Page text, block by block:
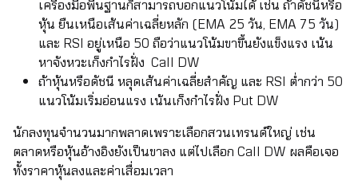
เครื่องมือพื้นฐานก็สามารถบอกแนวโน้มได้ เช่น ถ้าดัชนีหรือ
หุ้น ยืนเหนือเส้นค่าเฉลี่ยหลัก (EMA 25 วัน, EMA 75 วัน)
และ RSI อยู่เหนือ 50 ถือว่าแนวโน้มขาขึ้นยังแข็งแรง เน้น
หาจังหวะเก็งกำไรฝั่ง Call DW
ถ้าหุ้นหรือดัชนี หลุดเส้นค่าเฉลี่ยสำคัญ และ RSI ต่ำกว่า 50
แนวโน้มเริ่มอ่อนแรง เน้นเก็งกำไรฝั่ง Put DW
นักลงทุนจำนวนมากพลาดเพราะเลือกสวนเทรนด์ใหญ่ เช่น
ตลาดหรือหุ้นอ้างอิงยังเป็นขาลง แต่ไปเลือก Call DW ผลคือเจอ
ทั้งราคาหุ้นลงและค่าเสื่อมเวลา